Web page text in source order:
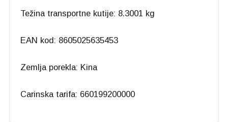
Težina transportne kutije: 8.3001 kg
EAN kod: 8605025635453
Zemlja porekla: Kina
Carinska tarifa: 660199200000